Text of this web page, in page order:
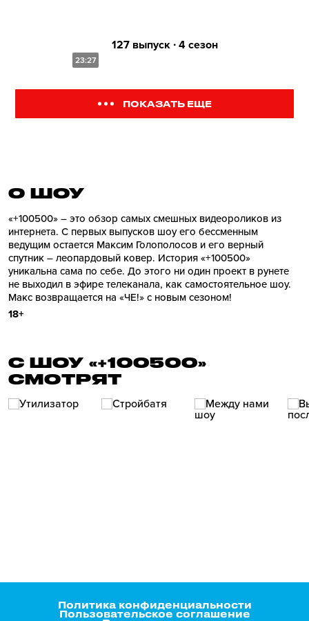
23:27
127 выпуск ∙ 4 сезон
ПОКАЗАТЬ ЕЩЕ
О ШОУ
«+100500» – это обзор самых смешных видеороликов из
интернета. С первых выпусков шоу его бессменным
ведущим остается Максим Голополосов и его верный
спутник – леопардовый ковер. История «+100500»
уникальна сама по себе. До этого ни один проект в рунете
не выходил в эфире телеканала, как самостоятельное шоу.
Макс возвращается на «ЧЕ!» с новым сезоном!
18+
С ШОУ «+100500»
СМОТРЯТ
Политика конфиденциальности
Пользовательское соглашение